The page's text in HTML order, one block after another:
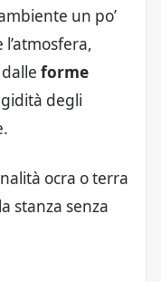
un po’
forme
degli
ocra o terra
stanza senza